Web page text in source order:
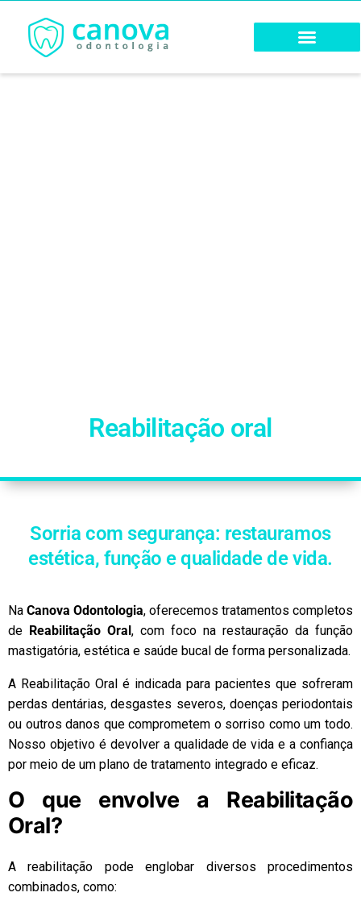
Reabilitação oral
Sorria com segurança: restauramos
estética, função e qualidade de vida.
Na Canova Odontologia, oferecemos tratamentos completos
de Reabilitação Oral, com foco na restauração da função
mastigatória, estética e saúde bucal de forma personalizada.
A Reabilitação Oral é indicada para pacientes que sofreram
perdas dentárias, desgastes severos, doenças periodontais
ou outros danos que comprometem o sorriso como um todo.
Nosso objetivo é devolver a qualidade de vida e a confiança
por meio de um plano de tratamento integrado e eficaz.
O que envolve a Reabilitação
Oral?
A reabilitação pode englobar diversos procedimentos
combinados, como: